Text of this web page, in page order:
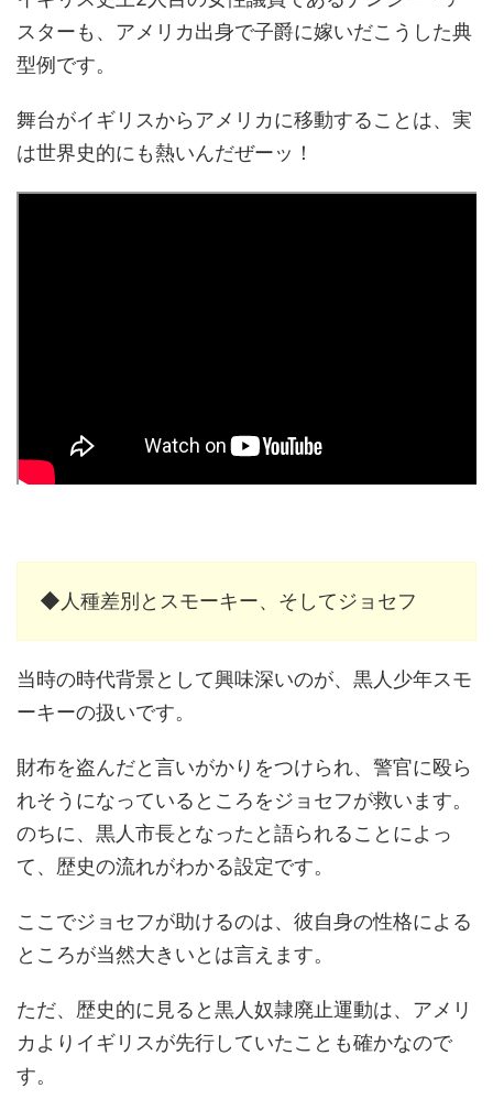
スターも、アメリカ出身で子爵に嫁いだこうした典
型例です。
舞台がイギリスからアメリカに移動することは、実
は世界史的にも熱いんだぜーッ！
◆人種差別とスモーキー、そしてジョセフ
当時の時代背景として興味深いのが、黒人少年スモ
ーキーの扱いです。
財布を盗んだと言いがかりをつけられ、警官に殴ら
れそうになっているところをジョセフが救います。
のちに、黒人市長となったと語られることによっ
て、歴史の流れがわかる設定です。
ここでジョセフが助けるのは、彼自身の性格による
ところが当然大きいとは言えます。
ただ、歴史的に見ると黒人奴隷廃止運動は、アメリ
カよりイギリスが先行していたことも確かなので
す。